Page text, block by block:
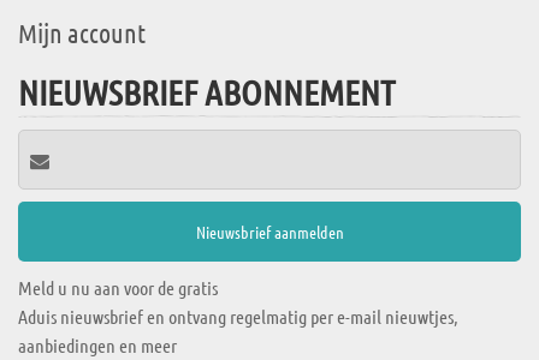
Mijn account
NIEUWSBRIEF ABONNEMENT
Meld u nu aan voor de gratis
Aduis nieuwsbrief en ontvang regelmatig per e-mail nieuwtjes,
aanbiedingen en meer